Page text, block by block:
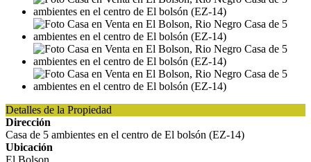
Detalles de la Propiedad
Dirección
Casa de 5 ambientes en el centro de El bolsón (EZ-14)
Ubicación